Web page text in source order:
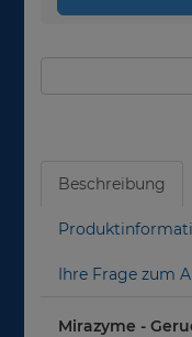
Beschreibung
Ihre Frage zum
Mirazyme -